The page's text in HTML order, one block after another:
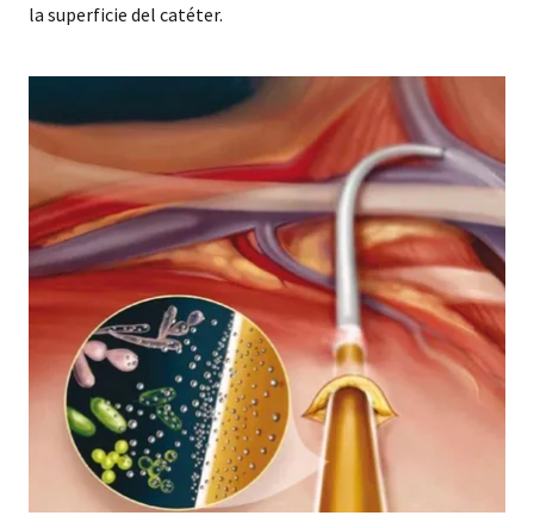
la superficie del catéter.